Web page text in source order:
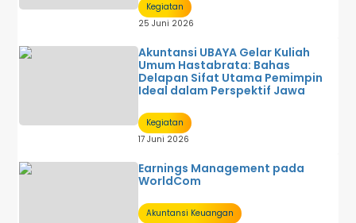
Kegiatan
25 Juni 2026
Akuntansi UBAYA Gelar Kuliah
Umum Hastabrata: Bahas
Delapan Sifat Utama Pemimpin
Ideal dalam Perspektif Jawa
Kegiatan
17 Juni 2026
Earnings Management pada
WorldCom
Akuntansi Keuangan